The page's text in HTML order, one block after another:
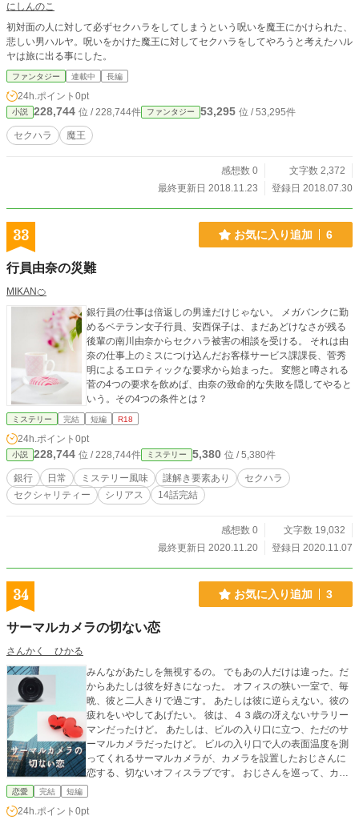
にしんのこ
初対面の人に対して必ずセクハラをしてしまうという呪いを魔王にかけられた、
悲しい男ハルヤ。呪いをかけた魔王に対してセクハラをしてやろうと考えたハル
ヤは旅に出る事にした。
ファンタジー 連載中 長編
24h.ポイント 0pt
小説 228,744 位 / 228,744件 ファンタジー 53,295 位 / 53,295件
セクハラ 魔王
感想数 0
文字数 2,372
最終更新日 2018.11.23
登録日 2018.07.30
33 お気に入り追加 6
行員由奈の災難
MIKAN🍊
銀行員の仕事は倍返しの男達だけじゃない。 メガバンクに勤
めるベテラン女子行員、安西保子は、まだあどけなさが残る
後輩の南川由奈からセクハラ被害の相談を受ける。 それは由
奈の仕事上のミスにつけ込んだお客様サービス課課長、菅秀
明によるエロティックな要求から始まった。 変態と噂される
菅の4つの要求を飲めば、由奈の致命的な失敗を隠してやると
いう。その4つの条件とは？
ミステリー 完結 短編 R18
24h.ポイント 0pt
小説 228,744 位 / 228,744件 ミステリー 5,380 位 / 5,380件
銀行 日常 ミステリー風味 謎解き要素あり
セクハラ
セクシャリティー
シリアス 14話完結
感想数 0
文字数 19,032
最終更新日 2020.11.20
登録日 2020.11.07
34 お気に入り追加 3
サーマルカメラの切ない恋
さんかく ひかる
みんながあたしを無視するの。 でもあの人だけは違った。だ
からあたしは彼を好きになった。 オフィスの狭い一室で、毎
晩、彼と二人きりで過ごす。 あたしは彼に逆らえない。彼の
疲れをいやしてあげたい。 彼は、４３歳の冴えないサラリー
マンだったけど。 あたしは、ビルの入り口に立つ、ただのサ
ーマルカメラだったけど。 ビルの入り口で人の表面温度を測
ってくれるサーマルカメラが、カメラを設置したおじさんに
恋する、切ないオフィスラブです。 おじさんを巡って、カメ
ラを含めた三人の女性の恋が絡み合います。 なお、ここに出
愛小説大賞エントリーしました。
恋愛 完結 短編
24h.ポイント 0pt